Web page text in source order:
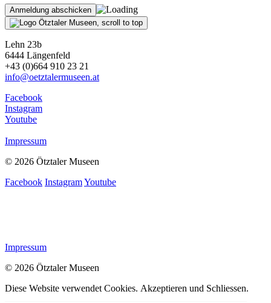
Lehn 23b
6444 Längenfeld
+43 (0)664 910 23 21
info@oetztalermuseen.at
Facebook
Instagram
Youtube
Impressum
© 2026 Ötztaler Museen
Facebook InstagramYoutube
Impressum
© 2026 Ötztaler Museen
Diese Website verwendet Cookies. Akzeptieren und Schliessen.